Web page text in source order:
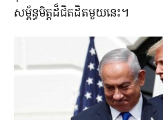
សម្ព័ន្ធមិត្តដ៏ជិតដិតមួយនេះ។